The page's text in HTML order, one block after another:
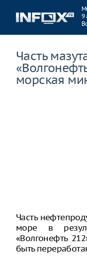
9
Часть
морская
Часть
море в
«Волгонефть
быть